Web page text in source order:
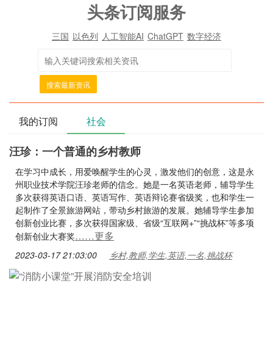
头条订阅服务
三国 以色列 人工智能AI ChatGPT 数字经济
搜索最新资讯
我的订阅 社会
汪珍：一个普通的乡村教师
在学习中成长，用爱唤醒学生的心灵，激发他们的创意，这是永
州职业技术学院汪珍老师的信念。她是一名英语老师，辅导学生
多次获得英语口语、英语写作、英语辩论赛省级奖，也和学生一
起制作了全景旅游网站，带动乡村旅游的发展。她辅导学生参加
创新创业比赛，多次获得国家级、省级“互联网+”“挑战杯”等多项
创新创业大赛奖……更多
2023-03-17 21:03:00 乡村,教师,学生,英语,一名,挑战杯